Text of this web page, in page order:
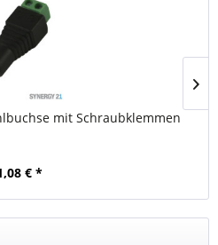
mit Schraubklemmen
€ *